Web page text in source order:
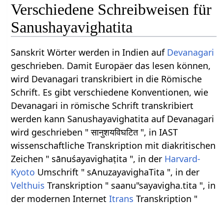
Verschiedene Schreibweisen für
Sanushayavighatita
Sanskrit Wörter werden in Indien auf Devanagari
geschrieben. Damit Europäer das lesen können,
wird Devanagari transkribiert in die Römische
Schrift. Es gibt verschiedene Konventionen, wie
Devanagari in römische Schrift transkribiert
werden kann Sanushayavighatita auf Devanagari
wird geschrieben " सानुशयविघटित ", in IAST
wissenschaftliche Transkription mit diakritischen
Zeichen " sānuśayavighaṭita ", in der Harvard-
Kyoto Umschrift " sAnuzayavighaTita ", in der
Velthuis Transkription " saanu"sayavigha.tita ", in
der modernen InternetItrans Transkription "